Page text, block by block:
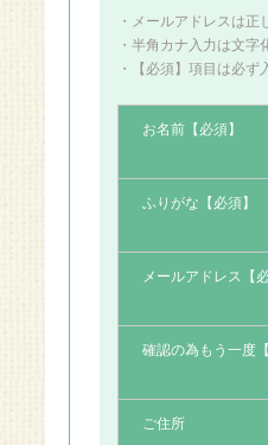
・メールアドレスは
・半角カナ入力は文
・【必須】項目は必ず
お名前【必須】
ふりがな【必須】
メールアドレス【
確認の為もう一度
ご住所